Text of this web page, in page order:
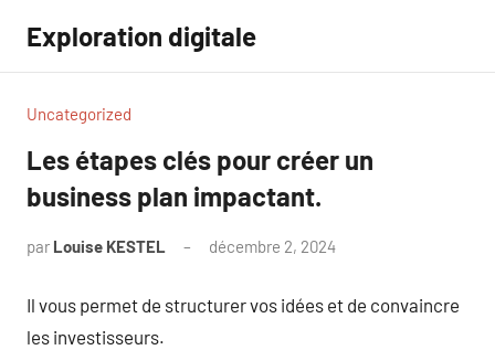
contenu
Exploration digitale
Uncategorized
Les étapes clés pour créer un
business plan impactant.
par Louise KESTEL décembre 2, 2024
Il vous permet de structurer vos idées et de convaincre
les investisseurs.